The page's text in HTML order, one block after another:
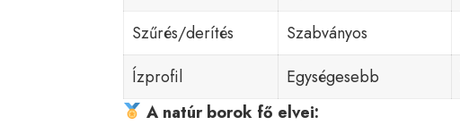
Szűrés/derítés
Szabványos
Ízprofil
Egységesebb
A natúr borok fő elvei: